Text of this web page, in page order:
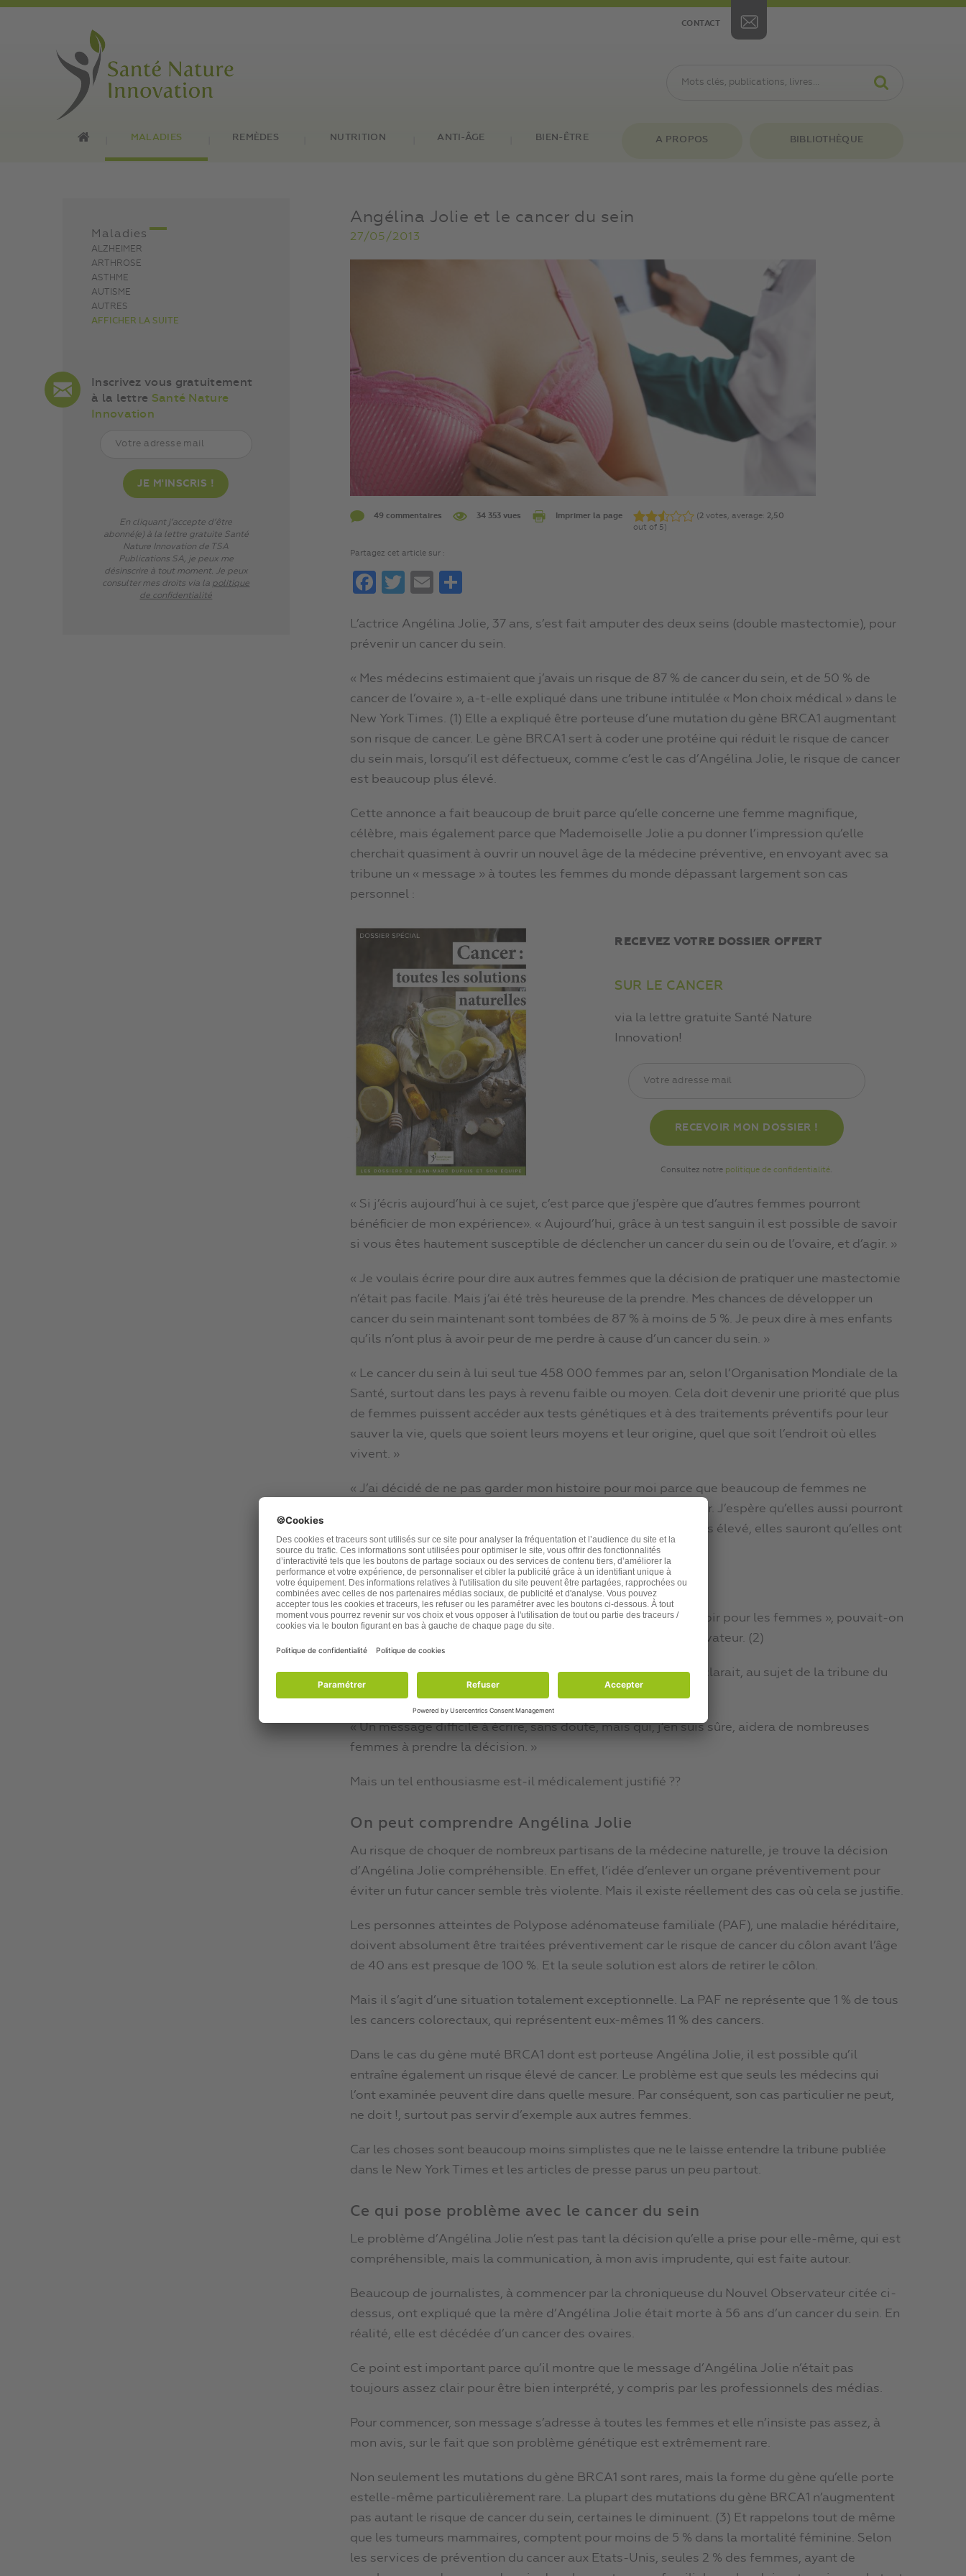
CONTACT
MALADIES REMÈDES NUTRITION ANTI-ÂGE BIEN-ÊTRE A PROPOS BIBLIOTHÈQUE
Maladies
ALZHEIMER
ARTHROSE
ASTHME
AUTISME
AUTRES
AFFICHER LA SUITE
Inscrivez vous gratuitement
à la lettre Santé Nature
Innovation
En cliquant j’accepte d’être
abonné(e) à la lettre gratuite Santé
Nature Innovation de TSA
Publications SA, je peux me
désinscrire à tout moment. Je peux
consulter mes droits via la politique
de confidentialité
Angélina Jolie et le cancer du sein
27/05/2013
49 commentaires 34 353 vues Imprimer la page (2 votes, average: 2,50
out of 5)
Partagez cet article sur :
FacebookTwitterEmail
L’actrice Angélina Jolie, 37 ans, s’est fait amputer des deux seins (double mastectomie), pour
prévenir un cancer du sein.
« Mes médecins estimaient que j’avais un risque de 87 % de cancer du sein, et de 50 % de
cancer de l’ovaire », a-t-elle expliqué dans une tribune intitulée « Mon choix médical » dans le
New York Times. (1) Elle a expliqué être porteuse d’une mutation du gène BRCA1 augmentant
son risque de cancer. Le gène BRCA1 sert à coder une protéine qui réduit le risque de cancer
du sein mais, lorsqu’il est défectueux, comme c’est le cas d’Angélina Jolie, le risque de cancer
est beaucoup plus élevé.
Cette annonce a fait beaucoup de bruit parce qu’elle concerne une femme magnifique,
célèbre, mais également parce que Mademoiselle Jolie a pu donner l’impression qu’elle
cherchait quasiment à ouvrir un nouvel âge de la médecine préventive, en envoyant avec sa
tribune un « message » à toutes les femmes du monde dépassant largement son cas
personnel :
RECEVEZ VOTRE DOSSIER OFFERT
SUR LE CANCER
via la lettre gratuite Santé Nature
Innovation!
Consultez notre politique de confidentialité.
« Si j’écris aujourd’hui à ce sujet, c’est parce que j’espère que d’autres femmes pourront
bénéficier de mon expérience». « Aujourd’hui, grâce à un test sanguin il est possible de savoir
si vous êtes hautement susceptible de déclencher un cancer du sein ou de l’ovaire, et d’agir. »
« Je voulais écrire pour dire aux autres femmes que la décision de pratiquer une mastectomie
n’était pas facile. Mais j’ai été très heureuse de la prendre. Mes chances de développer un
cancer du sein maintenant sont tombées de 87 % à moins de 5 %. Je peux dire à mes enfants
qu’ils n’ont plus à avoir peur de me perdre à cause d’un cancer du sein. »
« Le cancer du sein à lui seul tue 458 000 femmes par an, selon l’Organisation Mondiale de la
Santé, surtout dans les pays à revenu faible ou moyen. Cela doit devenir une priorité que plus
de femmes puissent accéder aux tests génétiques et à des traitements préventifs pour leur
sauver la vie, quels que soient leurs moyens et leur origine, quel que soit l’endroit où elles
vivent. »
« J’ai décidé de ne pas garder mon histoire pour moi parce que beaucoup de femmes ne
savent pas qu’elles pourraient vivre avec la menace du cancer. J’espère qu’elles aussi pourront
pratiquer un test génétique, et que si leur risque est aussi très élevé, elles sauront qu’elles ont
des possibilités d’agir très efficaces. »
Le message « bien » retransmis
« Angélina Jolie : sa double mastectomie, un message d’espoir pour les femmes », pouvait-on
lire dès le lendemain sur le site participatif du Nouvel Observateur. (2)
La chroniqueuse Parlanti « applaudit des deux mains » et déclarait, au sujet de la tribune du
« Un message difficile à écrire, sans doute, mais qui, j’en suis sûre, aidera de nombreuses
femmes à prendre la décision. »
Mais un tel enthousiasme est-il médicalement justifié ??
On peut comprendre Angélina Jolie
Au risque de choquer de nombreux partisans de la médecine naturelle, je trouve la décision
d’Angélina Jolie compréhensible. En effet, l’idée d’enlever un organe préventivement pour
éviter un futur cancer semble très violente. Mais il existe réellement des cas où cela se justifie.
Les personnes atteintes de Polypose adénomateuse familiale (PAF), une maladie héréditaire,
doivent absolument être traitées préventivement car le risque de cancer du côlon avant l’âge
de 40 ans est presque de 100 %. Et la seule solution est alors de retirer le côlon.
Mais il s’agit d’une situation totalement exceptionnelle. La PAF ne représente que 1 % de tous
les cancers colorectaux, qui représentent eux-mêmes 11 % des cancers.
Dans le cas du gène muté BRCA1 dont est porteuse Angélina Jolie, il est possible qu’il
entraîne également un risque élevé de cancer. Le problème est que seuls les médecins qui
l’ont examinée peuvent dire dans quelle mesure. Par conséquent, son cas particulier ne peut,
ne doit !, surtout pas servir d’exemple aux autres femmes.
Car les choses sont beaucoup moins simplistes que ne le laisse entendre la tribune publiée
dans le New York Times et les articles de presse parus un peu partout.
Ce qui pose problème avec le cancer du sein
Le problème d’Angélina Jolie n’est pas tant la décision qu’elle a prise pour elle-même, qui est
compréhensible, mais la communication, à mon avis imprudente, qui est faite autour.
Beaucoup de journalistes, à commencer par la chroniqueuse du Nouvel Observateur citée ci-
dessus, ont expliqué que la mère d’Angélina Jolie était morte à 56 ans d’un cancer du sein. En
réalité, elle est décédée d’un cancer des ovaires.
Ce point est important parce qu’il montre que le message d’Angélina Jolie n’était pas
toujours assez clair pour être bien interprété, y compris par les professionnels des médias.
Pour commencer, son message s’adresse à toutes les femmes et elle n’insiste pas assez, à
mon avis, sur le fait que son problème génétique est extrêmement rare.
Non seulement les mutations du gène BRCA1 sont rares, mais la forme du gène qu’elle porte
estelle-même particulièrement rare. La plupart des mutations du gène BRCA1 n’augmentent
pas autant le risque de cancer du sein, certaines le diminuent. (3) Et rappelons tout de même
que les tumeurs mammaires, comptent pour moins de 5 % dans la mortalité féminine. Selon
les services de prévention du cancer aux Etats-Unis, seules 2 % des femmes, ayant de